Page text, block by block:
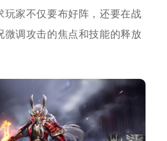
玩家不仅要布好阵，还要在战
微调攻击的焦点和技能的释放